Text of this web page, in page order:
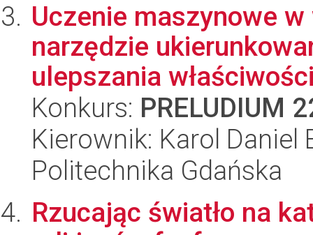
Uczenie maszynowe
narzędzie
ulepszania
Konkurs: PRELUDIUM
Kierownik: Karol Daniel
Politechnika Gdańska
Rzucając światło na